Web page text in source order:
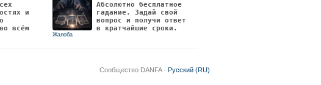
и
всём
Абсолютно бесплатное
гадание. Задай свой
вопрос и получи ответ
в кратчайшие сроки.
Жалоба
Сообщество DANFA · Русский (RU)